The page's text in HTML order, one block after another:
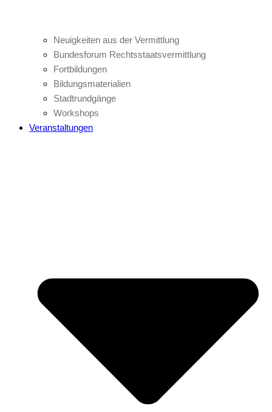
Neuigkeiten aus der Vermittlung
Bundesforum Rechtsstaatsvermittlung
Fortbildungen
Bildungsmaterialien
Stadtrundgänge
Workshops
Veranstaltungen